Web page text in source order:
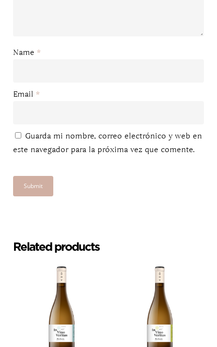
Name *
Email *
Guarda mi nombre, correo electrónico y web en
este navegador para la próxima vez que comente.
Related products